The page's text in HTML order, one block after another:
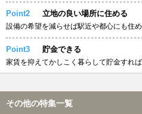
Point2 立地の良い場所に住める
設備の希望を減らせば駅近や都心にも住
Point3 貯金できる
家賃を抑えてかしこく暮らして貯金すれば
その他の特集一覧